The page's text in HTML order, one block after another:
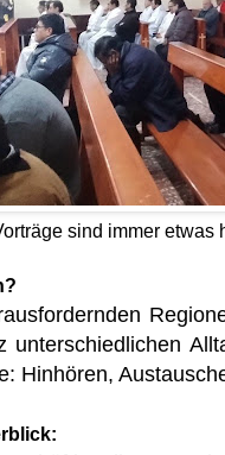
sind immer etwas
Hinhören,